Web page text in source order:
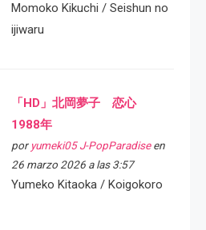
Momoko Kikuchi / Seishun no
ijiwaru
「HD」北岡夢子 恋心
1988年
por yumeki05 J-PopParadiseen
26 marzo 2026 a las 3:57
Yumeko Kitaoka / Koigokoro